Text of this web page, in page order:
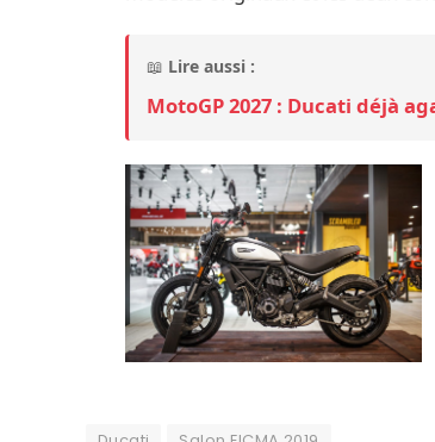
📖 Lire aussi :
MotoGP 2027 : Ducati déjà